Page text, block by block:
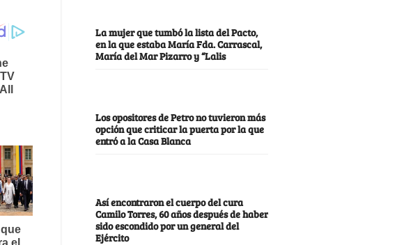
La mujer que tumbó la lista del Pacto,
en la que estaba María Fda. Carrascal,
María del Mar Pizarro y “Lalis
Los opositores de Petro no tuvieron más
opción que criticar la puerta por la que
entró a la Casa Blanca
Así encontraron el cuerpo del cura
Camilo Torres, 60 años después de haber
sido escondido por un general del
Ejército